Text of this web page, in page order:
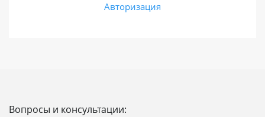
Авторизация
Вопросы и консультации: